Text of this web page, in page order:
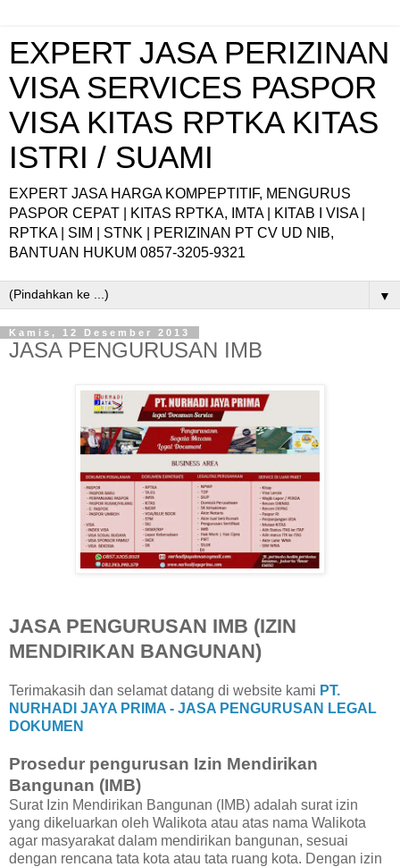
EXPERT JASA PERIZINAN
VISA SERVICES PASPOR
VISA KITAS RPTKA KITAS
ISTRI / SUAMI
EXPERT JASA HARGA KOMPEPTITIF, MENGURUS
PASPOR CEPAT | KITAS RPTKA, IMTA | KITAB I VISA |
RPTKA | SIM | STNK | PERIZINAN PT CV UD NIB,
BANTUAN HUKUM 0857-3205-9321
▼
Kamis, 12 Desember 2013
JASA PENGURUSAN IMB
JASA PENGURUSAN IMB (IZIN
MENDIRIKAN BANGUNAN)
Terimakasih dan selamat datang di website kami PT.
NURHADI JAYA PRIMA - JASA PENGURUSAN LEGAL
DOKUMEN
Prosedur pengurusan Izin Mendirikan
Bangunan (IMB)
Surat Izin Mendirikan Bangunan (IMB) adalah surat izin
yang dikeluarkan oleh Walikota atau atas nama Walikota
agar masyarakat dalam mendirikan bangunan, sesuai
dengan rencana tata kota atau tata ruang kota. Dengan izin